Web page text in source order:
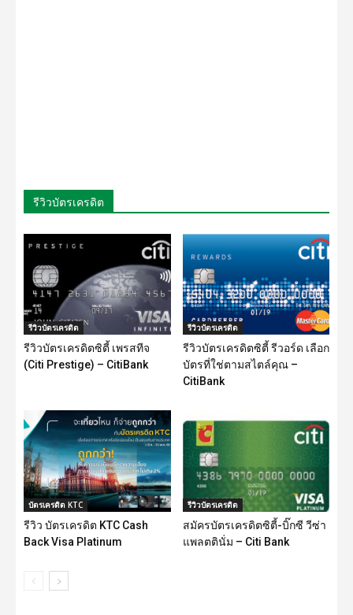
รีวิวบัตรเครดิต
รีวิวบัตรเครดิต
รีวิวบัตรเครดิตซิตี้ เพรสทีจ
(Citi Prestige) – CitiBank
รีวิวบัตรเครดิต
รีวิวบัตรเครดิตซิตี้ รีวอร์ด เลือก
บัตรที่ใช่ตามสไตล์คุณ –
CitiBank
บัตรเครดิต KTC
รีวิว บัตรเครดิต KTC Cash
Back Visa Platinum
รีวิวบัตรเครดิต
สมัครบัตรเครดิตซิตี้-บิ๊กซี วีซ่า
แพลตตินั่ม – Citi Bank